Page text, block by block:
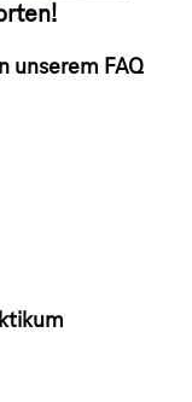
unserem FAQ